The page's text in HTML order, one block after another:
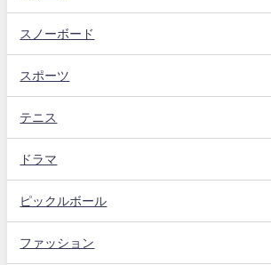
スノーボード
スポーツ
テニス
ドラマ
ピックルボール
ファッション